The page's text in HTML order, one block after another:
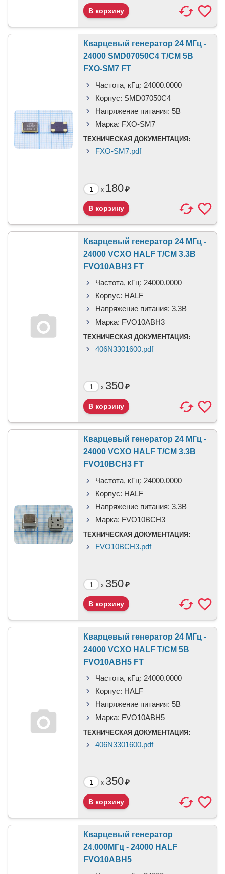
Кварцевый генератор 24 МГц -
24000 SMD07050C4 T/CM 5В
FXO-SM7 FT
Частота, кГц: 24000.0000
Корпус: SMD07050C4
Напряжение питания: 5В
Марка: FXO-SM7
ТЕХНИЧЕСКАЯ ДОКУМЕНТАЦИЯ:
FXO-SM7.pdf
x 180₽
Кварцевый генератор 24 МГц -
24000 VCXO HALF T/CM 3.3В
FVO10ABH3 FT
Частота, кГц: 24000.0000
Корпус: HALF
Напряжение питания: 3.3В
Марка: FVO10ABH3
ТЕХНИЧЕСКАЯ ДОКУМЕНТАЦИЯ:
406N3301600.pdf
x 350₽
Кварцевый генератор 24 МГц -
24000 VCXO HALF T/CM 3.3В
FVO10BCH3 FT
Частота, кГц: 24000.0000
Корпус: HALF
Напряжение питания: 3.3В
Марка: FVO10BCH3
ТЕХНИЧЕСКАЯ ДОКУМЕНТАЦИЯ:
FVO10BСH3.pdf
x 350₽
Кварцевый генератор 24 МГц -
24000 VCXO HALF T/CM 5В
FVO10ABH5 FT
Частота, кГц: 24000.0000
Корпус: HALF
Напряжение питания: 5В
Марка: FVO10ABH5
ТЕХНИЧЕСКАЯ ДОКУМЕНТАЦИЯ:
406N3301600.pdf
x 350₽
Кварцевый генератор
24.000МГц - 24000 HALF
FVO10ABH5